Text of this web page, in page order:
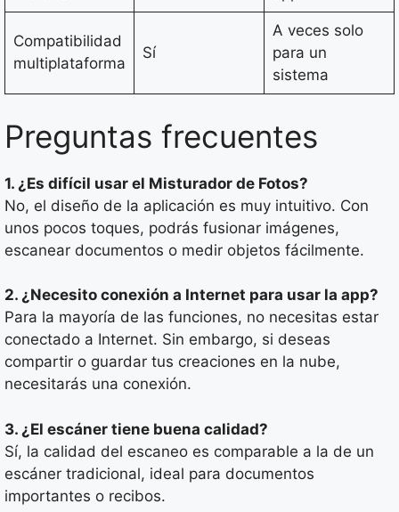
Compatibilidad
multiplataforma
Sí
A veces solo
para un
sistema
Preguntas frecuentes
1. ¿Es difícil usar el Misturador de Fotos?
No, el diseño de la aplicación es muy intuitivo. Con
unos pocos toques, podrás fusionar imágenes,
escanear documentos o medir objetos fácilmente.
2. ¿Necesito conexión a Internet para usar la app?
Para la mayoría de las funciones, no necesitas estar
conectado a Internet. Sin embargo, si deseas
compartir o guardar tus creaciones en la nube,
necesitarás una conexión.
3. ¿El escáner tiene buena calidad?
Sí, la calidad del escaneo es comparable a la de un
escáner tradicional, ideal para documentos
importantes o recibos.